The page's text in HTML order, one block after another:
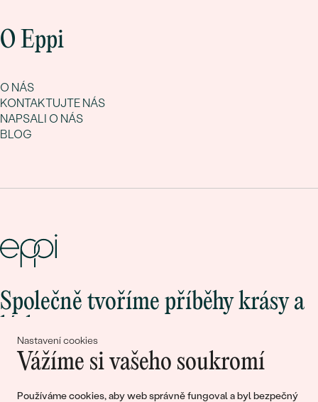
Nastavení cookies
Vážíme si vašeho soukromí
Používáme cookies, aby web správně fungoval a byl bezpečný
O Eppi
O NÁS
KONTAKTUJTE NÁS
NAPSALI O NÁS
BLOG
Společně tvoříme příběhy krásy a
Připojte se k nám!